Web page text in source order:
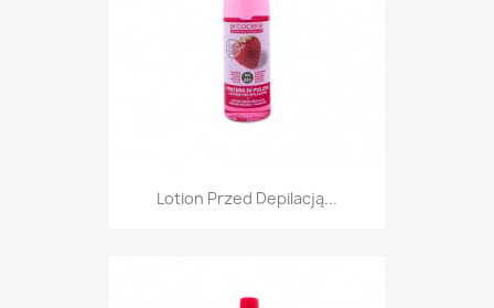
Lotion Przed Depilacją...